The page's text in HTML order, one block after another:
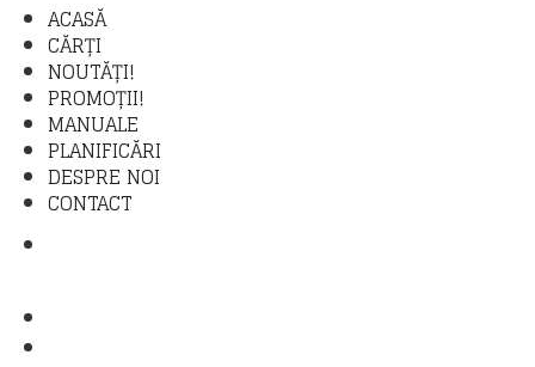
ACASĂ
CĂRȚI
NOUTĂȚI!
PROMOȚII!
MANUALE
PLANIFICĂRI
DESPRE NOI
CONTACT